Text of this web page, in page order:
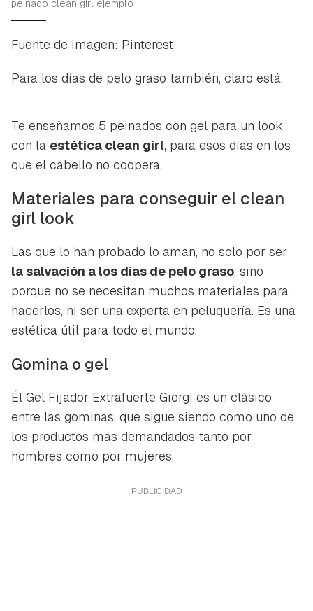
peinado clean girl ejemplo
Fuente de imagen: Pinterest
Para los días de pelo graso también, claro está.
Te enseñamos 5 peinados con gel para un look
con la estética clean girl, para esos días en los
que el cabello no coopera.
Materiales para conseguir el clean
girl look
Las que lo han probado lo aman, no solo por ser
la salvación a los días de pelo graso, sino
porque no se necesitan muchos materiales para
hacerlos, ni ser una experta en peluquería. Es una
estética útil para todo el mundo.
Gomina o gel
Él Gel Fijador Extrafuerte Giorgi es un clásico
entre las gominas, que sigue siendo como uno de
los productos más demandados tanto por
hombres como por mujeres.